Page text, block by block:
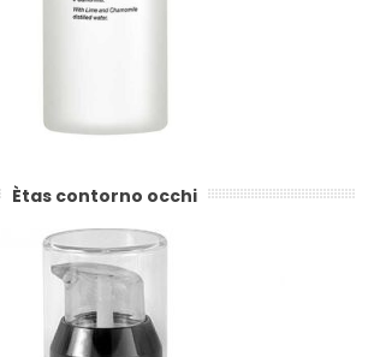
Ètas contorno occhi